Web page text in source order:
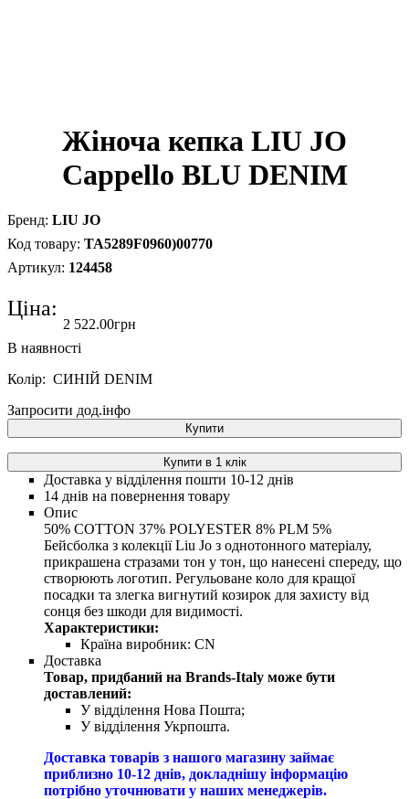
Жіноча кепка LIU JO
Cappello BLU DENIM
LIU JO
TA5289F0960)00770
124458
Ціна:
2 522.00грн
Колір: СИНІЙ DENIM
Запросити дод.інфо
Купити
Купити в 1 клік
Доставка у відділення пошти 10-12 днів
14 днів на повернення товару
Опис
50% COTTON 37% POLYESTER 8% PLM 5%
Бейсболка з колекції Liu Jo з однотонного матеріалу,
прикрашена стразами тон у тон, що нанесені спереду, що
створюють логотип. Регульоване коло для кращої
посадки та злегка вигнутий козирок для захисту від
сонця без шкоди для видимості.
Характеристики:
Країна виробник: CN
Доставка
Товар, придбаний на Brands-Italy може бути
доставлений:
У відділення Нова Пошта;
У відділення Укрпошта.
Доставка товарів з нашого магазину займає
приблизно 10-12 днів, докладнішу інформацію
потрібно уточнювати у наших менеджерів.